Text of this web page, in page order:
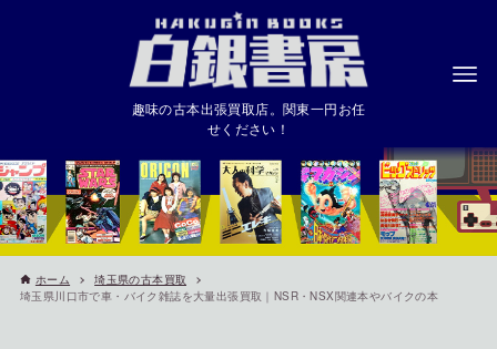
趣味の古本出張買取店。関東一円お任
せください！
ホーム
埼玉県の古本買取
埼玉県川口市で車・バイク雑誌を大量出張買取｜NSR・NSX関連本やバイクの本